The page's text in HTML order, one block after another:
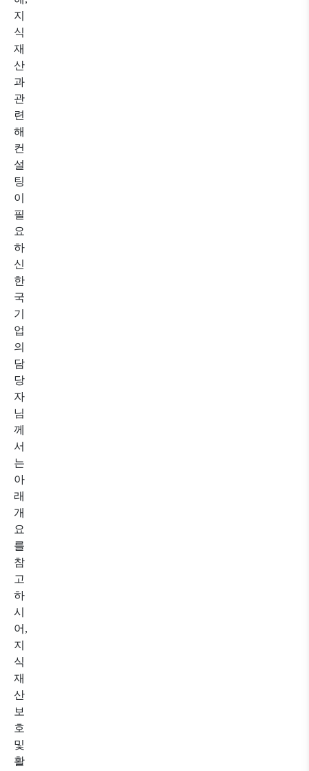
지
식
재
산
과
관
련
해
컨
설
팅
이
필
요
하
신
한
국
기
업
의
담
당
자
님
께
서
는
아
래
개
요
를
참
고
하
시
어 ,
지
식
재
산
보
호
및
활